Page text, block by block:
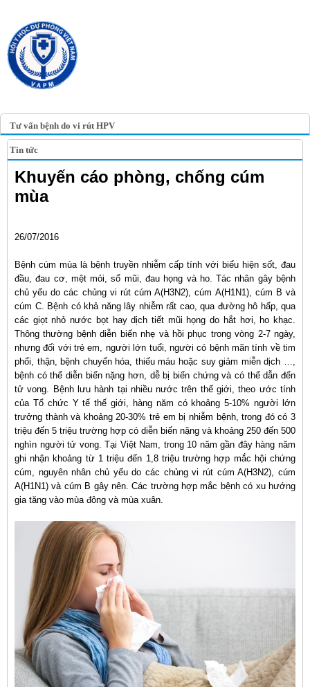
Tư vấn bệnh do vi rút HPV
Tin tức
Khuyến cáo phòng, chống cúm
mùa
26/07/2016
Bệnh cúm mùa là bệnh truyền nhiễm cấp tính với biểu hiện sốt, đau
đầu, đau cơ, mệt mỏi, sổ mũi, đau họng và ho. Tác nhân gây bệnh
chủ yếu do các chủng vi rút cúm A(H3N2), cúm A(H1N1), cúm B và
cúm C. Bệnh có khả năng lây nhiễm rất cao, qua đường hô hấp, qua
các giọt nhỏ nước bọt hay dịch tiết mũi họng do hắt hơi, ho khạc.
Thông thường bệnh diễn biến nhẹ và hồi phục trong vòng 2-7 ngày,
nhưng đối với trẻ em, người lớn tuổi, người có bệnh mãn tính về tim
phổi, thận, bệnh chuyển hóa, thiếu máu hoặc suy giảm miễn dịch …,
bệnh có thể diễn biến nặng hơn, dễ bị biến chứng và có thể dẫn đến
tử vong. Bệnh lưu hành tại nhiều nước trên thế giới, theo ước tính
của Tổ chức Y tế thế giới, hàng năm có khoảng 5-10% người lớn
trưởng thành và khoảng 20-30% trẻ em bị nhiễm bệnh, trong đó có 3
triệu đến 5 triệu trường hợp có diễn biến nặng và khoảng 250 đến 500
nghìn người tử vong. Tại Việt Nam, trong 10 năm gần đây hàng năm
ghi nhận khoảng từ 1 triệu đến 1,8 triệu trường hợp mắc hội chứng
cúm, nguyên nhân chủ yếu do các chủng vi rút cúm A(H3N2), cúm
A(H1N1) và cúm B gây nên. Các trường hợp mắc bệnh có xu hướng
gia tăng vào mùa đông và mùa xuân.